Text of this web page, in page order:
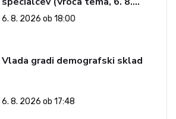
2026)
6. 8. 2026 ob 18:00
Vlada gradi demografski sklad
6. 8. 2026 ob 17:48